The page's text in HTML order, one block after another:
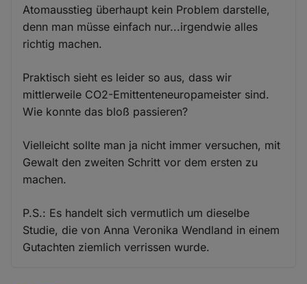
Atomausstieg überhaupt kein Problem darstelle,
denn man müsse einfach nur...irgendwie alles
richtig machen.
Praktisch sieht es leider so aus, dass wir
mittlerweile CO2-Emittenteneuropameister sind.
Wie konnte das bloß passieren?
Vielleicht sollte man ja nicht immer versuchen, mit
Gewalt den zweiten Schritt vor dem ersten zu
machen.
P.S.: Es handelt sich vermutlich um dieselbe
Studie, die von Anna Veronika Wendland in einem
Gutachten ziemlich verrissen wurde.